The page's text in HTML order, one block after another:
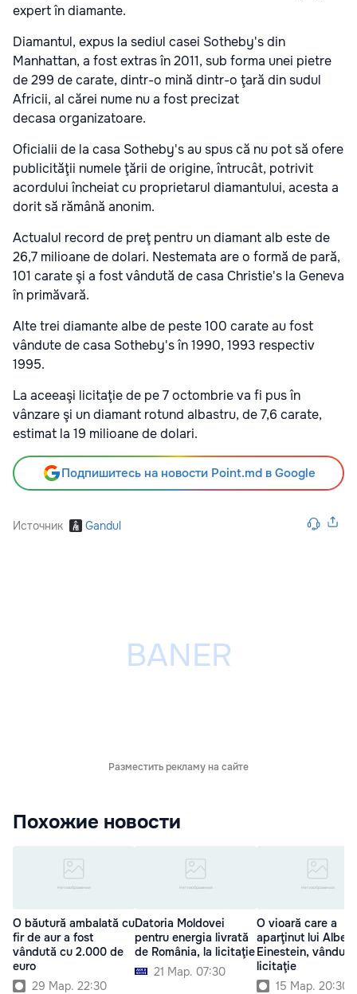
expert în diamante.
Diamantul, expus la sediul casei Sotheby's din
Manhattan, a fost extras în 2011, sub forma unei pietre
de 299 de carate, dintr-o mină dintr-o ţară din sudul
Africii, al cărei nume nu a fost precizat
decasa organizatoare.
Oficialii de la casa Sotheby's au spus că nu pot să ofere
publicităţii numele ţării de origine, întrucât, potrivit
acordului încheiat cu proprietarul diamantului, acesta a
dorit să rămână anonim.
Actualul record de preţ pentru un diamant alb este de
26,7 milioane de dolari. Nestemata are o formă de pară,
101 carate şi a fost vândută de casa Christie's la Geneva
în primăvară.
Alte trei diamante albe de peste 100 carate au fost
vândute de casa Sotheby's în 1990, 1993 respectiv
1995.
La aceeaşi licitaţie de pe 7 octombrie va fi pus în
vânzare şi un diamant rotund albastru, de 7,6 carate,
estimat la 19 milioane de dolari.
Подпишитесь на новости Point.md в Google
Источник Gandul
Разместить рекламу на сайте
Похожие новости
O băutură ambalată cu
fir de aur a fost
vândută cu 2.000 de
euro
29 Мар. 22:30
Datoria Moldovei
pentru energia livrată
de România, la licitaţie
21 Мар. 07:30
O vioară care a
aparţinut lui Albert
Einestein,
licitaţie
15 Мар. 20:30